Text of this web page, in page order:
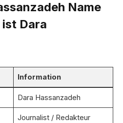
Name
Dara
Information
Dara Hassanzadeh
Journalist / Redakteur